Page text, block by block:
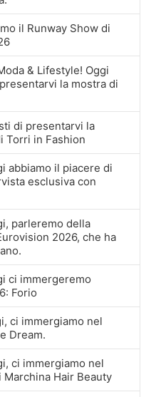
il Runway Show di
& Lifestyle! Oggi
la mostra di
di presentarvi la
Torri in Fashion
abbiamo il piacere di
esclusiva con
parleremo della
2026, che ha
ci immergeremo
Forio
ci immergiamo nel
Dream.
ci immergiamo nel
Hair Beauty